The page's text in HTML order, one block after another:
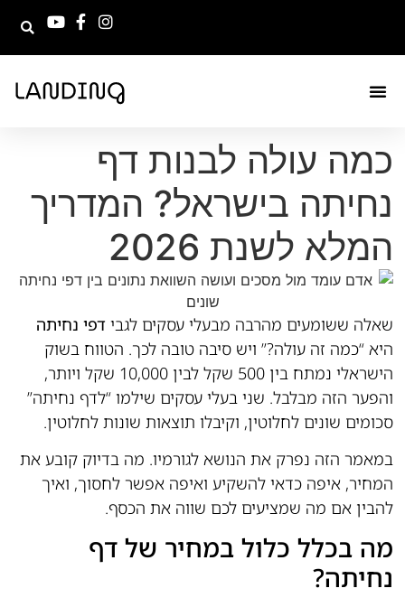
כמה עולה לבנות דף
נחיתה בישראל? המדריך
המלא לשנת 2026
שאלה ששומעים מהרבה מבעלי עסקים לגבידפי נחיתה
היא “כמה זה עולה?” ויש סיבה טובה לכך. הטווח בשוק
הישראלי נמתח בין 500 שקל לבין 10,000 שקל ויותר,
והפער הזה מבלבל. שני בעלי עסקים שילמו “לדף נחיתה”
סכומים שונים לחלוטין, וקיבלו תוצאות שונות לחלוטין.
במאמר הזה נפרק את הנושא לגורמיו. מה בדיוק קובע את
המחיר, איפה כדאי להשקיע ואיפה אפשר לחסוך, ואיך
להבין אם מה שמציעים לכם שווה את הכסף.
מה בכלל כלול במחיר של דף
נחיתה?